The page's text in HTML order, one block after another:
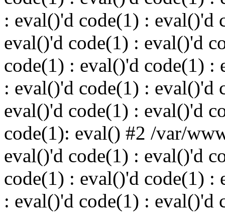
: eval()'d code(1) : eval()'d
eval()'d code(1) : eval()'d
code(1) : eval()'d code(1) :
: eval()'d code(1) : eval()'d
eval()'d code(1) : eval()'d
code(1): eval() #2 /var/
eval()'d code(1) : eval()'d
code(1) : eval()'d code(1) :
: eval()'d code(1) : eval()'d